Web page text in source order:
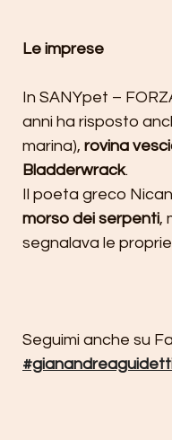
Le imprese
In SANYpet –
anni ha risposto
marina), rovina
Bladderwrack.
Il poeta greco
morso dei serpenti,
segnalava le
Seguimi anche su